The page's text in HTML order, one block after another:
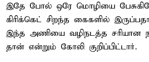
இதே போல் ஒரே மொழியை
கிரிக்கெட் சிறந்த கைகளில்
இந்த அணியை வழிநடத்த சரியான
தான் என்றும் கோலி குறிப்பிட்டார்.